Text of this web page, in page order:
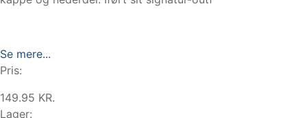
Se mere...
Pris:
149.95 KR.
Lager: